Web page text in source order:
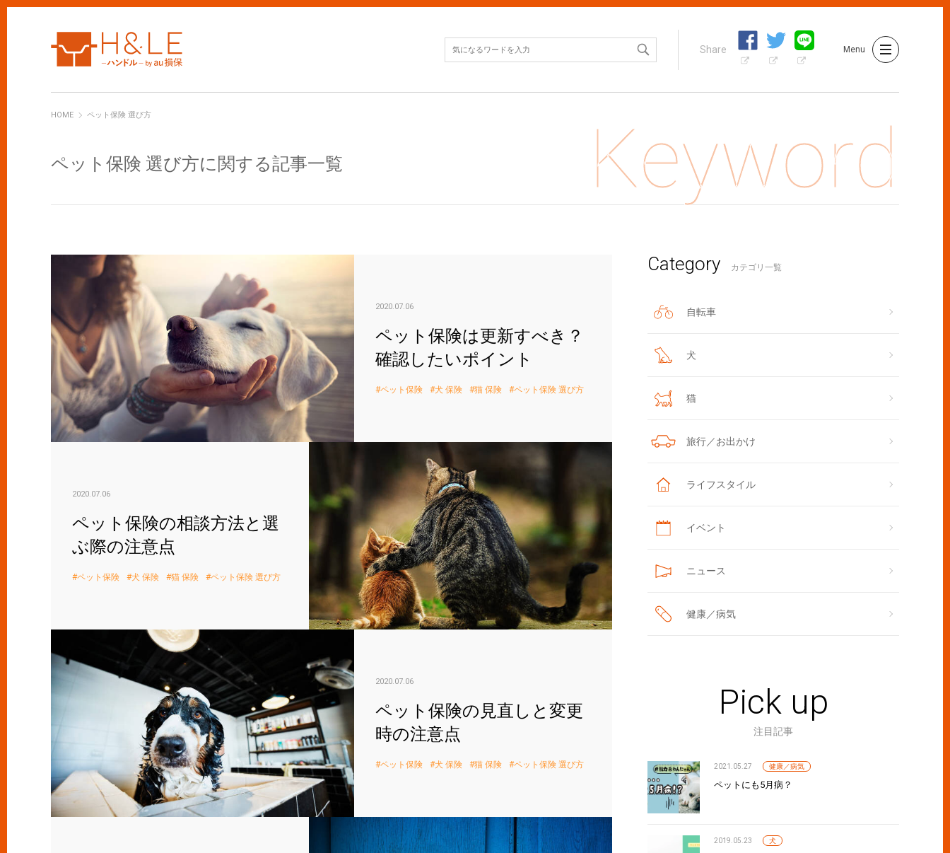
Share Menu
HOMEH&LEペット保険 選び方
ペット保険 選び方に関する記事一覧
ペット保険は更新すべき？確認したいポイント
2020.07.06
ペット保険は更新すべき？
確認したいポイント
ペット保険 犬 保険 猫 保険 ペット保険 選び方
ペット保険の相談方法と選ぶ際の注意点
2020.07.06
ペット保険の相談方法と選
ぶ際の注意点
ペット保険 犬 保険 猫 保険 ペット保険 選び方
2020.07.06
ペット保険の見直しと変更
時の注意点
ペット保険 犬 保険 猫 保険 ペット保険 選び方
Category カテゴリ一覧
自転車
犬
猫
旅行／お出かけ
ライフスタイル
イベント
ニュース
健康／病気
Pick up
注目記事
2021.05.27 健康／病気
ペットにも5月病？
2019.05.23 犬